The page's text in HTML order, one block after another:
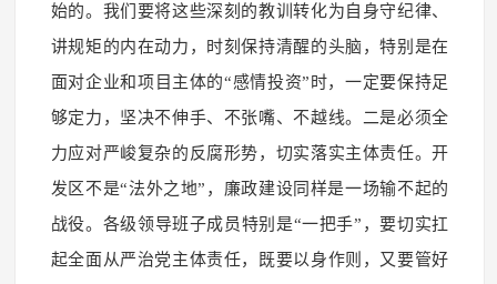
始的。我们要将这些深刻的教训转化为自身守纪律、
讲规矩的内在动力，时刻保持清醒的头脑，特别是在
面对企业和项目主体的“感情投资”时，一定要保持足
够定力，坚决不伸手、不张嘴、不越线。二是必须全
力应对严峻复杂的反腐形势，切实落实主体责任。开
发区不是“法外之地”，廉政建设同样是一场输不起的
战役。各级领导班子成员特别是“一把手”，要切实扛
起全面从严治党主体责任，既要以身作则，又要管好